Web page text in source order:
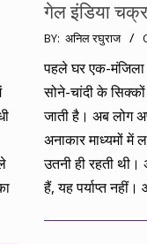
गेल इंडिया
2011-
11-
01
BY: अनिल रघुराज
पहले घर एक-
सोने-चांदी के सिक्कों
जाती है। अब लोग
अनाकार माध्यमों में
उतनी ही रहती
हैं, यह पर्याप्त